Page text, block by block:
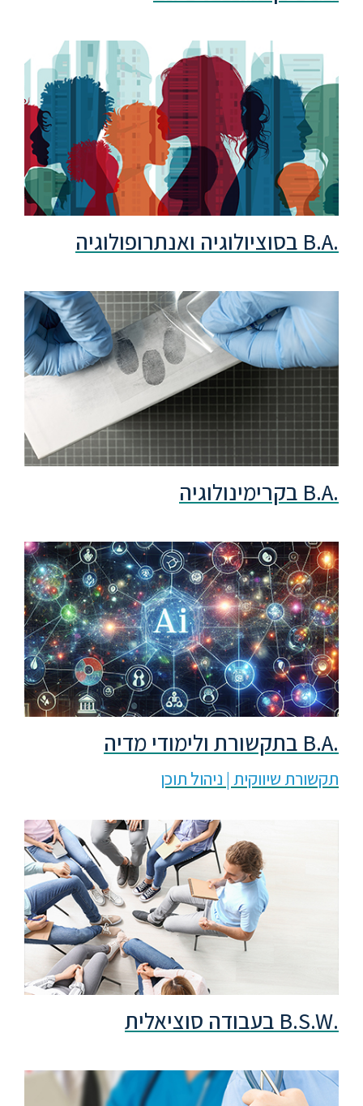
.B.A בסוציולוגיה ואנתרופולוגיה
.B.A בקרימינולוגיה
.B.A בתקשורת ולימודי מדיה
תקשורת שיווקית | ניהול תוכן
.B.S.W בעבודה סוציאלית